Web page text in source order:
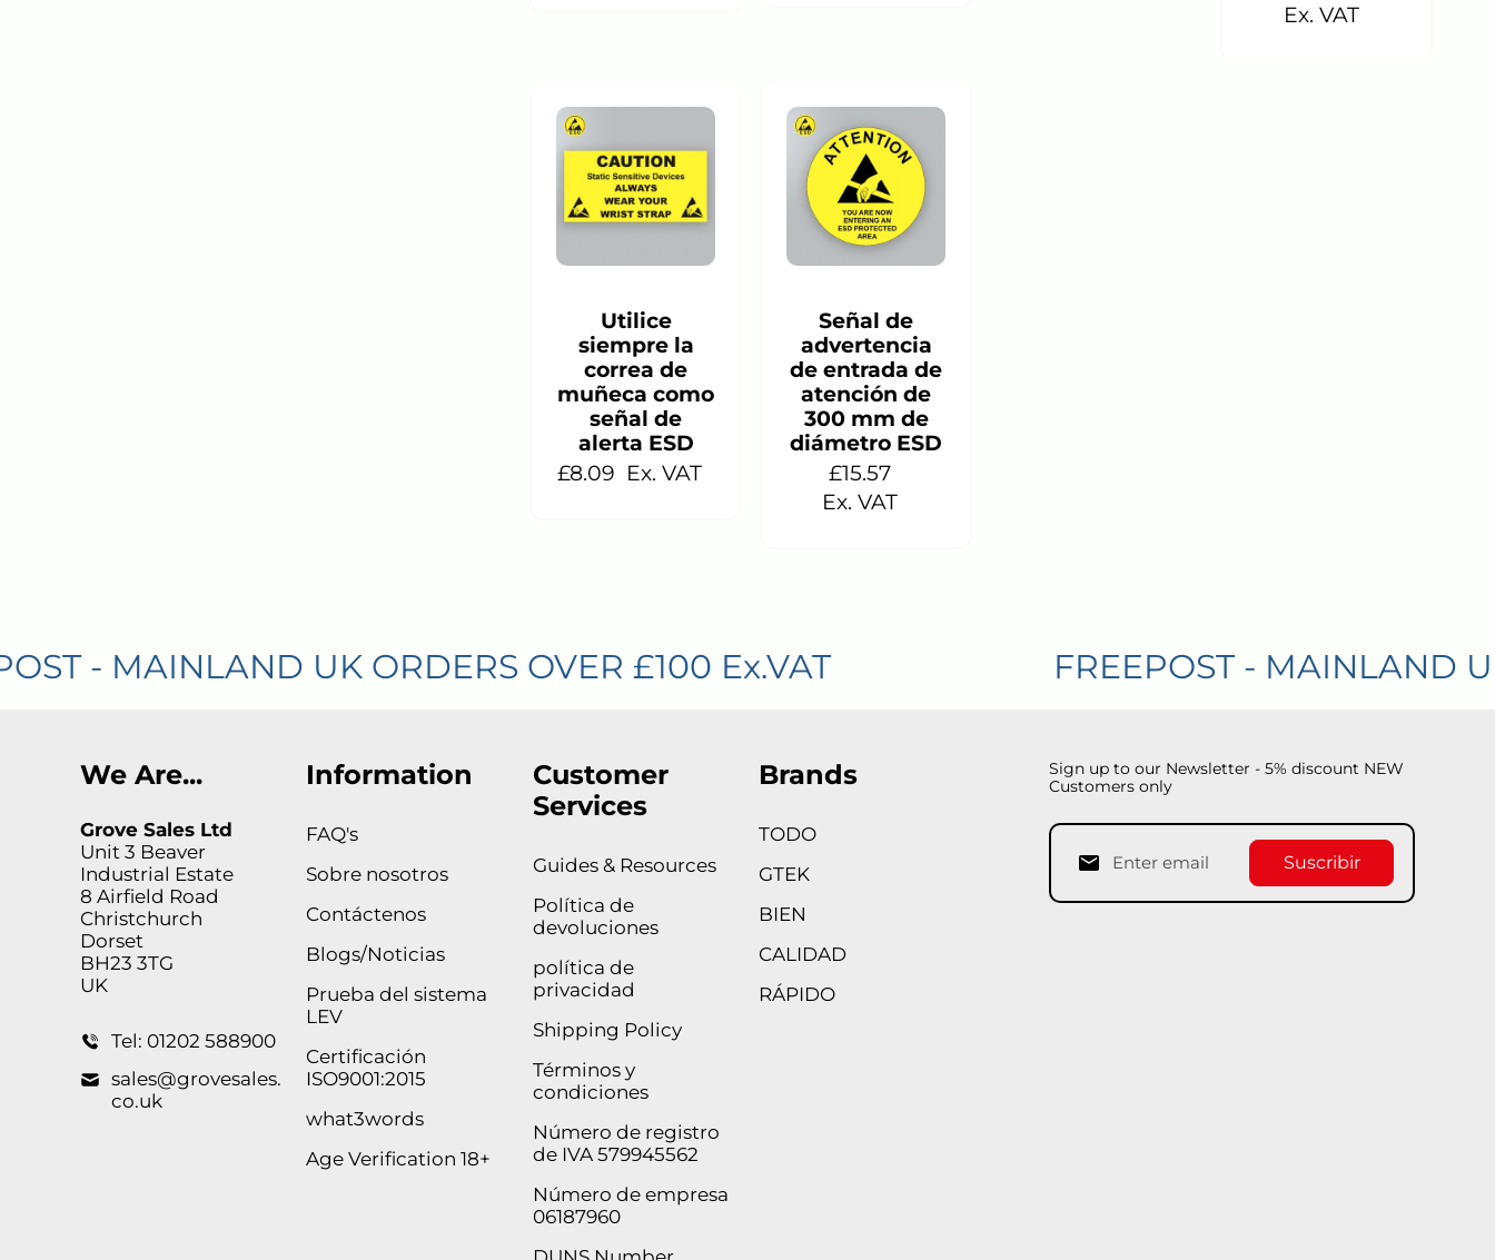
Ex. VAT
Utilice
siempre la
correa de
muñeca como
señal de
alerta ESD
£8.09 Ex. VAT
Señal de
advertencia
de entrada de
atención de
300 mm de
diámetro ESD
£15.57
Ex. VAT
UK ORDERS OVER £100 Ex.VAT FREEPOST - MAINLAND UK ORDERS
We Are...
Grove Sales Ltd
Unit 3 Beaver
Industrial Estate
8 Airfield Road
Christchurch
Dorset
BH23 3TG
UK
Tel: 01202 588900
sales@grovesales.
co.uk
Information
FAQ's
Sobre nosotros
Contáctenos
Blogs/Noticias
Prueba del sistema
LEV
Certificación
ISO9001:2015
what3words
Age Verification 18+
Customer
Services
Guides & Resources
Política de
devoluciones
política de
privacidad
Shipping Policy
Términos y
condiciones
Número de registro
de IVA 579945562
Número de empresa
06187960
Brands
TODO
GTEK
BIEN
CALIDAD
RÁPIDO
Sign up to our Newsletter - 5% discount NEW
Customers only
Suscribir